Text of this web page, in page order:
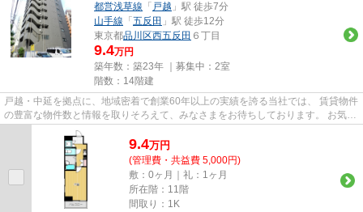
都営浅草線 「 戸越 」駅 徒歩7分
山手線 「 五反田 」駅 徒歩12分
東京都品川区西五反田 ６丁目
9.4万円
築年数：築23年 ｜募集中： 2室
階数：14階建
戸越・中延を拠点に、地域密着で創業60年以上の実績を誇る当社では、 賃貸物件
の豊富な物件数と情報を取りそろえて、みなさまをお待ちしております。 お気軽
にお問い合わせください。
9.4万円
(管理費・共益費 5,000円)
敷：0ヶ月｜礼：1ヶ月
所在階：11階
間取り：1K